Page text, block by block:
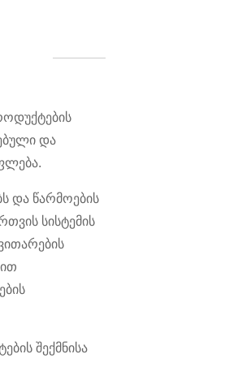
და
და წარმოების
სისტემის
შექმნისა